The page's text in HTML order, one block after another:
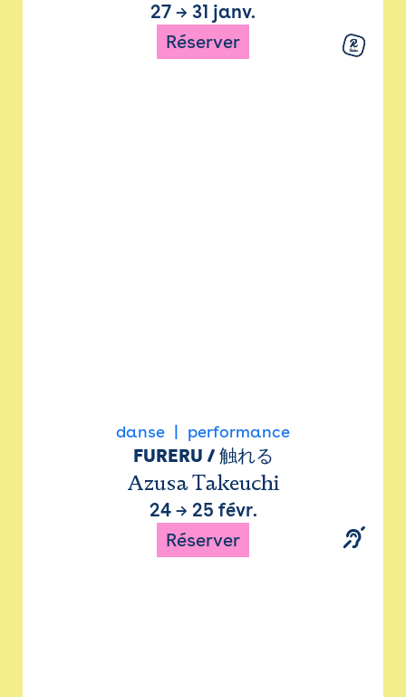
27 → 31 janv.
Réserver
danse performance
FURERU / 触れる
Azusa Takeuchi
24→ 25 févr.
Réserver